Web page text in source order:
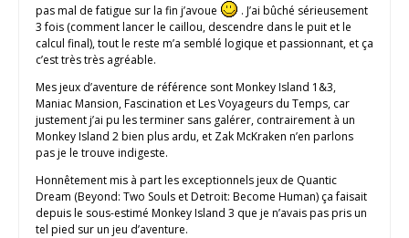
pas mal de fatigue sur la fin j’avoue
. J’ai bûché sérieusement
3 fois (comment lancer le caillou, descendre dans le puit et le
calcul final), tout le reste m’a semblé logique et passionnant, et ça
c’est très très agréable.
Mes jeux d’aventure de référence sont Monkey Island 1&3,
Maniac Mansion, Fascination et Les Voyageurs du Temps, car
justement j’ai pu les terminer sans galérer, contrairement à un
Monkey Island 2 bien plus ardu, et Zak McKraken n’en parlons
pas je le trouve indigeste.
Honnêtement mis à part les exceptionnels jeux de Quantic
Dream (Beyond: Two Souls et Detroit: Become Human) ça faisait
depuis le sous-estimé Monkey Island 3 que je n’avais pas pris un
tel pied sur un jeu d’aventure.